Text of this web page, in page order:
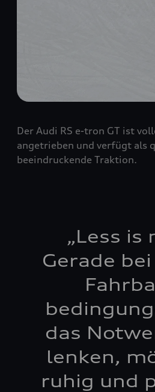
Der Audi RS e-tron GT ist
angetrieben und verfügt als
beeindruckende Traktion.
„Less is
Gerade
das
lenken,
ruhig und